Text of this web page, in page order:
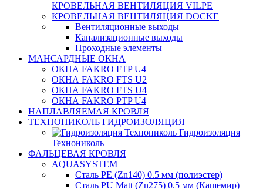
КРОВЕЛЬНАЯ ВЕНТИЛЯЦИЯ VILPE
КРОВЕЛЬНАЯ ВЕНТИЛЯЦИЯ DOCKE
Вентиляционные выходы
Канализационные выходы
Проходные элементы
МАНСАРДНЫЕ ОКНА
ОКНА FAKRO FTP U4
ОКНА FAKRO FTS U2
ОКНА FAKRO FTS U4
ОКНА FAKRO PTP U4
НАПЛАВЛЯЕМАЯ КРОВЛЯ
ТЕХНОНИКОЛЬ ГИДРОИЗОЛЯЦИЯ
Гидроизоляция
Технониколь
ФАЛЬЦЕВАЯ КРОВЛЯ
AQUASYSTEM
Сталь PE (Zn140) 0.5 мм (полиэстер)
Сталь PU Matt (Zn275) 0.5 мм (Кашемир)